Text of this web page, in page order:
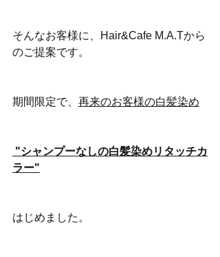
そんなお客様に、
Hair&Cafe M.A.Tから
のご提案です。
期間限定で、 再来のお客様の白髪染め
"シャンプーなしの白髪染めリタッチカ
ラー"
はじめました。